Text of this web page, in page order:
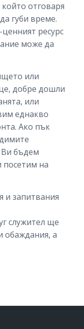
отговаря
губи време.
ресурс
може да
или
добре дошли
или
еднакво
Ако пък
бъдем
посетим на
и запитвания
служител ще
обаждания, а